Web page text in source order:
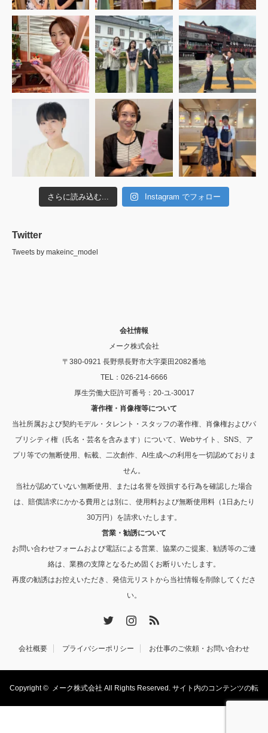
さらに読み込む... Instagram でフォロー
Twitter
Tweets by makeinc_model
会社情報
メーク株式会社
〒380-0921 長野県長野市大字栗田2082番地
TEL：026-214-6666
厚生労働大臣許可番号：20-ユ-30017
著作権・肖像権等について
当社所属および契約モデル・タレント・スタッフの著作権、肖像権およびパ
ブリシティ権（氏名・芸名を含みます）について、Webサイト、SNS、ア
プリ等での無断使用、転載、二次創作、AI生成への利用を一切認めておりま
せん。
当社が認めていない無断使用、または名誉を毀損する行為を確認した場合
は、賠償請求にかかる費用とは別に、使用料および無断使用料（1日あたり
30万円）を請求いたします。
営業・勧誘について
お問い合わせフォームおよび電話による営業、協業のご提案、勧誘等のご連
絡は、業務の支障となるため固くお断りいたします。
再度の勧誘はお控えいただき、発信元リストから当社情報を削除してくださ
い。
会社概要 プライバシーポリシー お仕事のご依頼・お問い合わせ
Copyright © メーク株式会社 All Rights Reserved. サイト内のコンテンツの転